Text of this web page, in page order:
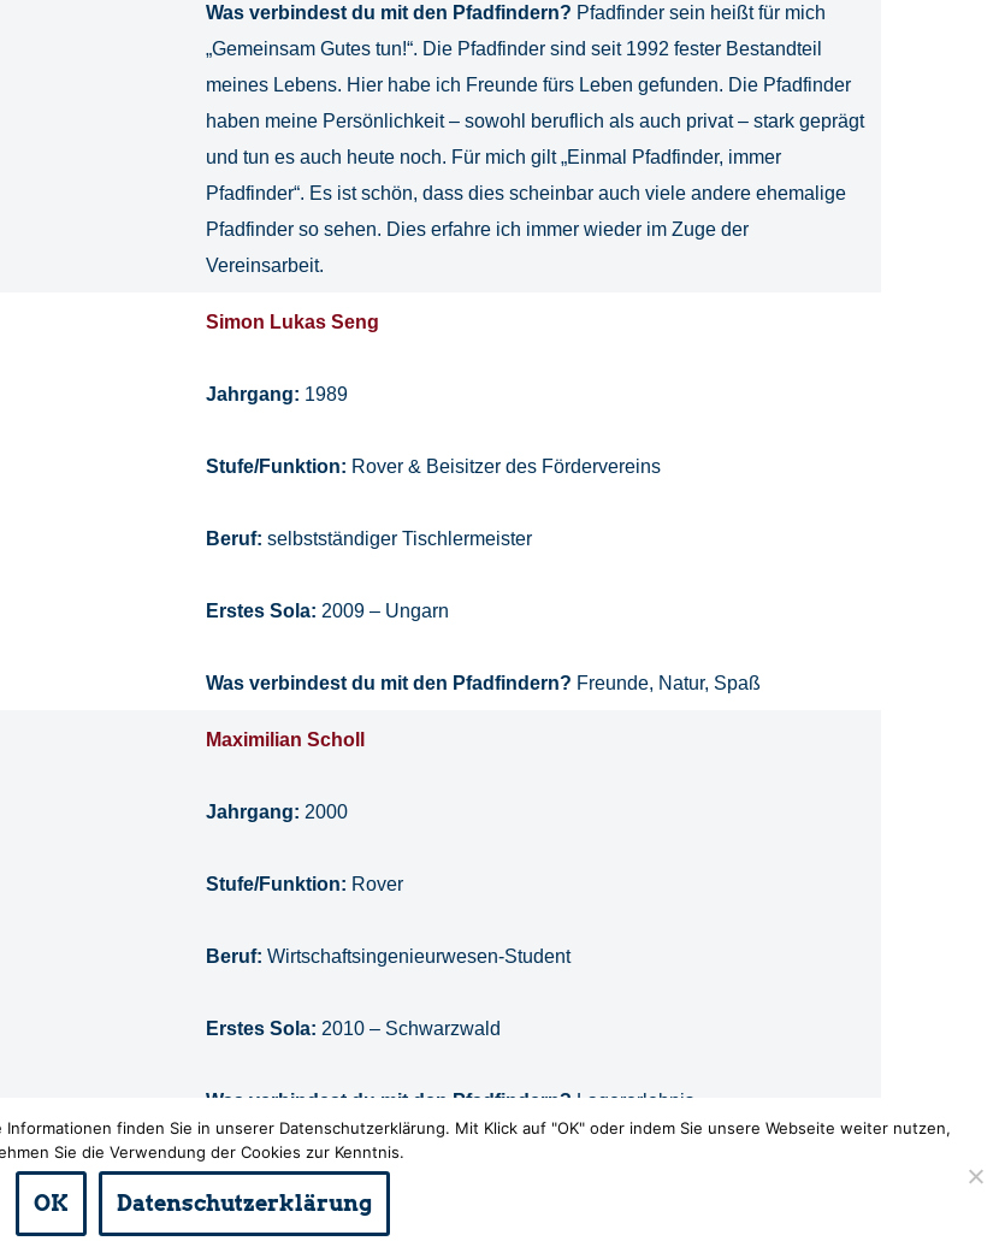
Was verbindest du mit den Pfadfindern? Pfadfinder sein heißt für mich
„Gemeinsam Gutes tun!“. Die Pfadfinder sind seit 1992 fester Bestandteil
meines Lebens. Hier habe ich Freunde fürs Leben gefunden. Die Pfadfinder
haben meine Persönlichkeit – sowohl beruflich als auch privat – stark geprägt
und tun es auch heute noch. Für mich gilt „Einmal Pfadfinder, immer
Pfadfinder“. Es ist schön, dass dies scheinbar auch viele andere ehemalige
Pfadfinder so sehen. Dies erfahre ich immer wieder im Zuge der
Vereinsarbeit.
Simon Lukas Seng
Jahrgang: 1989
Stufe/Funktion: Rover & Beisitzer des Fördervereins
Beruf: selbstständiger Tischlermeister
Erstes Sola: 2009 – Ungarn
Was verbindest du mit den Pfadfindern? Freunde, Natur, Spaß
Maximilian Scholl
Jahrgang: 2000
Stufe/Funktion: Rover
Beruf: Wirtschaftsingenieurwesen-Student
Erstes Sola: 2010 – Schwarzwald
Was verbindest du mit den Pfadfindern? Lagererlebnis
finden Sie in unserer Datenschutzerklärung. Mit Klick auf "OK" oder indem Sie unsere Webseite weiter nutzen,
Sie die Verwendung der Cookies zur Kenntnis.
OK Datenschutzerklärung